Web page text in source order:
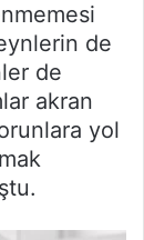
de
de
akran
yol